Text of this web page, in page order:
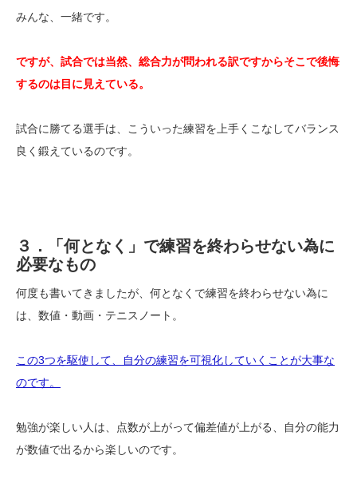
みんな、一緒です。
ですが、試合では当然、総合力が問われる訳ですからそこで後悔
するのは目に見えている。
試合に勝てる選手は、こういった練習を上手くこなしてバランス
良く鍛えているのです。
３．「何となく」で練習を終わらせない為に
必要なもの
何度も書いてきましたが、何となくで練習を終わらせない為に
は、数値・動画・テニスノート。
この3つを駆使して、自分の練習を可視化していくことが大事な
のです。
勉強が楽しい人は、点数が上がって偏差値が上がる、自分の能力
が数値で出るから楽しいのです。